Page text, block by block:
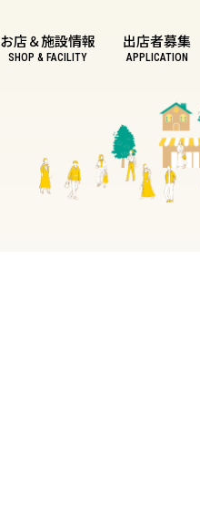
お店＆施設情報
SHOP & FACILITY
出店者募集
APPLICATION